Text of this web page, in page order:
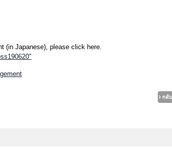
(in Japanese), please click here.